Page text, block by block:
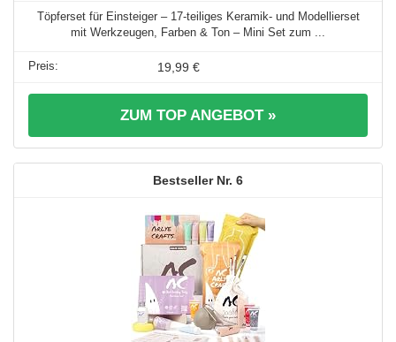
Töpferset für Einsteiger – 17-teiliges Keramik- und Modellierset
mit Werkzeugen, Farben & Ton – Mini Set zum ...
19,99 €
ZUM TOP ANGEBOT »
6